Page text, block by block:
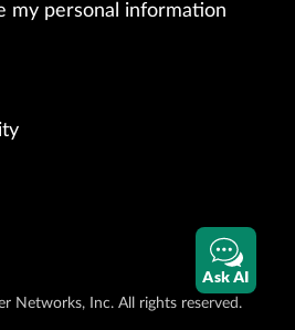
my personal information
Networks, Inc. All rights reserved.
Ask AI